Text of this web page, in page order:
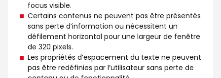
focus visible.
Certains contenus ne peuvent pas être présentés
sans perte d’information ou nécessitent un
défilement horizontal pour une largeur de fenêtre
de 320 pixels.
Les propriétés d’espacement du texte ne peuvent
pas être redéfinies par l’utilisateur sans perte de